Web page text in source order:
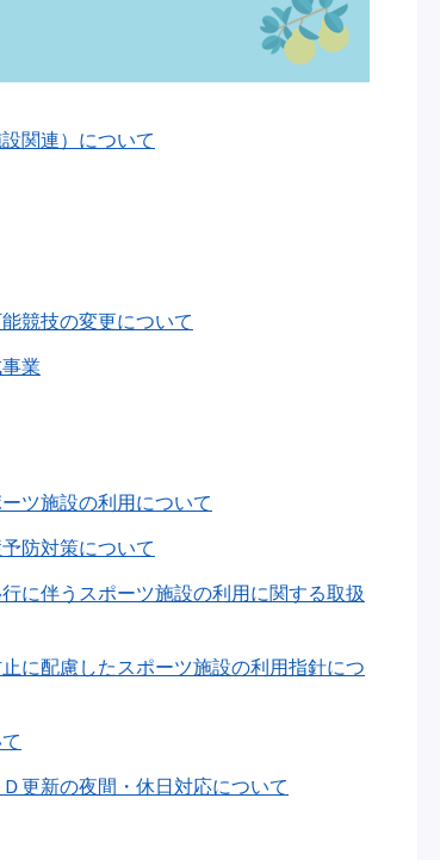
関連）について
競技の変更について
業
ツ施設の利用について
防対策について
に伴うスポーツ施設の利用に関する取扱
に配慮したスポーツ施設の利用指針につ
更新の夜間・休日対応について